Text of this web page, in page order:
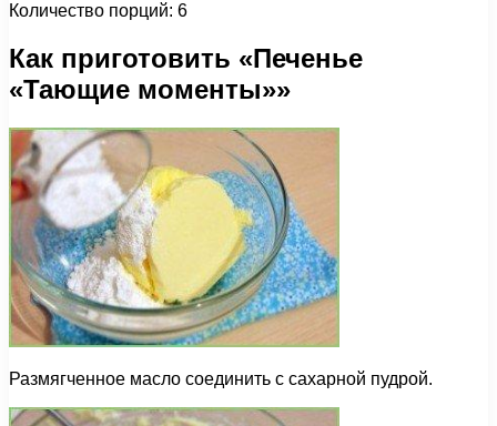
Количество порций: 6
Как приготовить «Печенье
«Тающие моменты»»
Размягченное масло соединить с сахарной пудрой.